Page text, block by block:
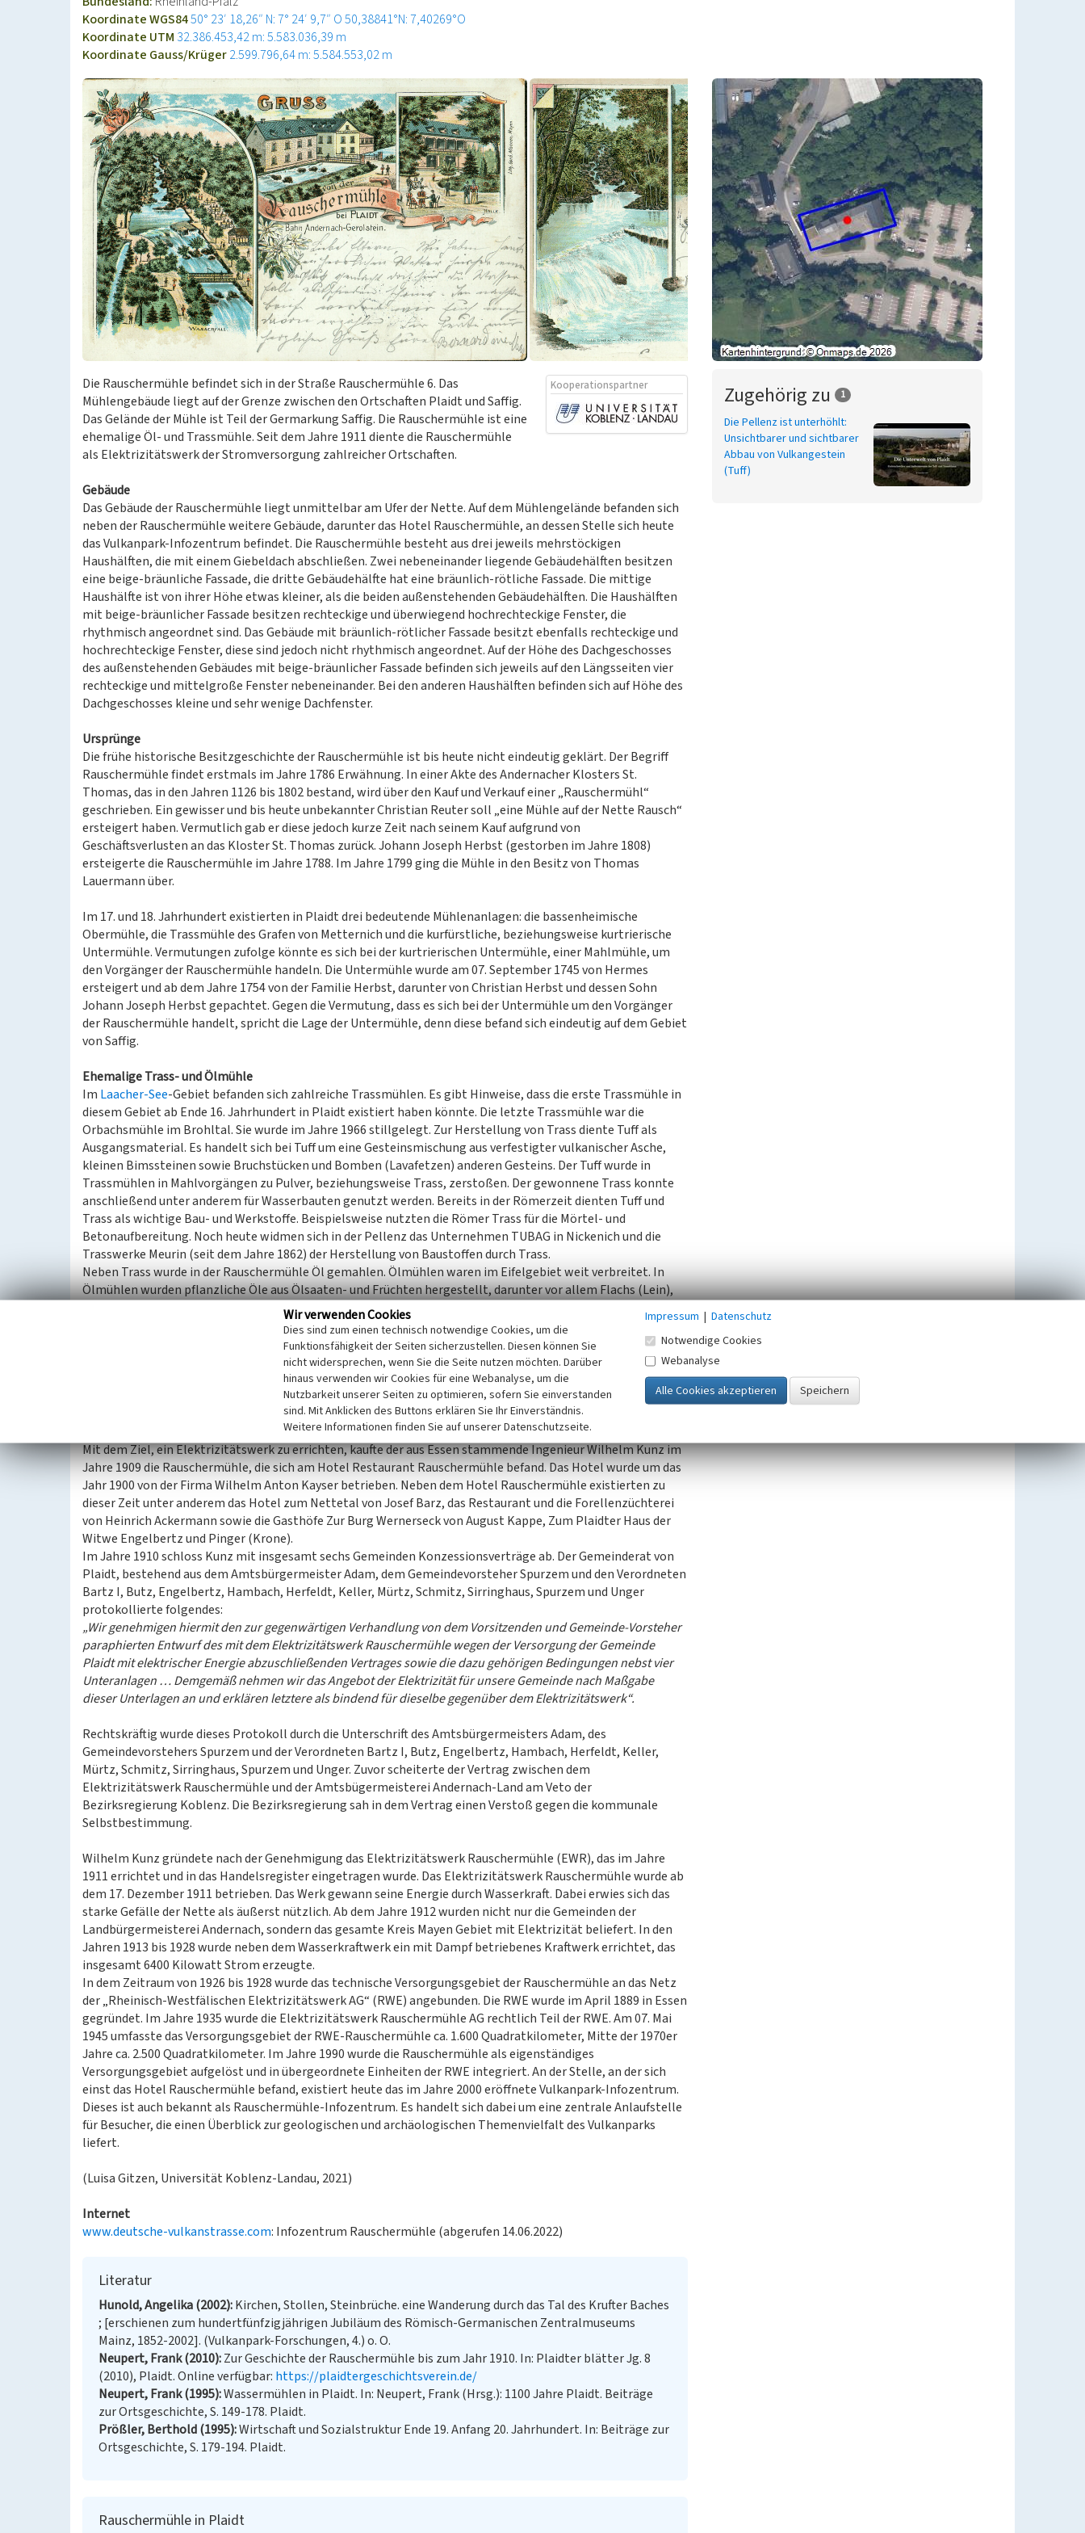
Koordinate WGS8450° 23′ 18,26″ N: 7° 24′ 9,7″ O50,38841°N: 7,40269°O
Koordinate UTM 32.386.453,42 m: 5.583.036,39 m
Koordinate Gauss/Krüger2.599.796,64 m: 5.584.553,02 m
Kooperationspartner
Die Rauschermühle befindet sich in der Straße Rauschermühle 6. Das
Mühlengebäude liegt auf der Grenze zwischen den Ortschaften Plaidt und Saffig.
Das Gelände der Mühle ist Teil der Germarkung Saffig. Die Rauschermühle ist eine
ehemalige Öl- und Trassmühle. Seit dem Jahre 1911 diente die Rauschermühle
als Elektrizitätswerk der Stromversorgung zahlreicher Ortschaften.
Gebäude
Das Gebäude der Rauschermühle liegt unmittelbar am Ufer der Nette. Auf dem Mühlengelände befanden sich
neben der Rauschermühle weitere Gebäude, darunter das Hotel Rauschermühle, an dessen Stelle sich heute
das Vulkanpark-Infozentrum befindet. Die Rauschermühle besteht aus drei jeweils mehrstöckigen
Haushälften, die mit einem Giebeldach abschließen. Zwei nebeneinander liegende Gebäudehälften besitzen
eine beige-bräunliche Fassade, die dritte Gebäudehälfte hat eine bräunlich-rötliche Fassade. Die mittige
Haushälfte ist von ihrer Höhe etwas kleiner, als die beiden außenstehenden Gebäudehälften. Die Haushälften
mit beige-bräunlicher Fassade besitzen rechteckige und überwiegend hochrechteckige Fenster, die
rhythmisch angeordnet sind. Das Gebäude mit bräunlich-rötlicher Fassade besitzt ebenfalls rechteckige und
hochrechteckige Fenster, diese sind jedoch nicht rhythmisch angeordnet. Auf der Höhe des Dachgeschosses
des außenstehenden Gebäudes mit beige-bräunlicher Fassade befinden sich jeweils auf den Längsseiten vier
rechteckige und mittelgroße Fenster nebeneinander. Bei den anderen Haushälften befinden sich auf Höhe des
Dachgeschosses kleine und sehr wenige Dachfenster.
Ursprünge
Die frühe historische Besitzgeschichte der Rauschermühle ist bis heute nicht eindeutig geklärt. Der Begriff
Rauschermühle findet erstmals im Jahre 1786 Erwähnung. In einer Akte des Andernacher Klosters St.
Thomas, das in den Jahren 1126 bis 1802 bestand, wird über den Kauf und Verkauf einer „Rauschermühl“
geschrieben. Ein gewisser und bis heute unbekannter Christian Reuter soll „eine Mühle auf der Nette Rausch“
ersteigert haben. Vermutlich gab er diese jedoch kurze Zeit nach seinem Kauf aufgrund von
Geschäftsverlusten an das Kloster St. Thomas zurück. Johann Joseph Herbst (gestorben im Jahre 1808)
ersteigerte die Rauschermühle im Jahre 1788. Im Jahre 1799 ging die Mühle in den Besitz von Thomas
Lauermann über.
Im 17. und 18. Jahrhundert existierten in Plaidt drei bedeutende Mühlenanlagen: die bassenheimische
Obermühle, die Trassmühle des Grafen von Metternich und die kurfürstliche, beziehungsweise kurtrierische
Untermühle. Vermutungen zufolge könnte es sich bei der kurtrierischen Untermühle, einer Mahlmühle, um
den Vorgänger der Rauschermühle handeln. Die Untermühle wurde am 07. September 1745 von Hermes
ersteigert und ab dem Jahre 1754 von der Familie Herbst, darunter von Christian Herbst und dessen Sohn
Johann Joseph Herbst gepachtet. Gegen die Vermutung, dass es sich bei der Untermühle um den Vorgänger
der Rauschermühle handelt, spricht die Lage der Untermühle, denn diese befand sich eindeutig auf dem Gebiet
von Saffig.
Ehemalige Trass- und Ölmühle
Im Laacher-See-Gebiet befanden sich zahlreiche Trassmühlen. Es gibt Hinweise, dass die erste Trassmühle in
diesem Gebiet ab Ende 16. Jahrhundert in Plaidt existiert haben könnte. Die letzte Trassmühle war die
Orbachsmühle im Brohltal. Sie wurde im Jahre 1966 stillgelegt. Zur Herstellung von Trass diente Tuff als
Ausgangsmaterial. Es handelt sich bei Tuff um eine Gesteinsmischung aus verfestigter vulkanischer Asche,
kleinen Bimssteinen sowie Bruchstücken und Bomben (Lavafetzen) anderen Gesteins. Der Tuff wurde in
Trassmühlen in Mahlvorgängen zu Pulver, beziehungsweise Trass, zerstoßen. Der gewonnene Trass konnte
anschließend unter anderem für Wasserbauten genutzt werden. Bereits in der Römerzeit dienten Tuff und
Trass als wichtige Bau- und Werkstoffe. Beispielsweise nutzten die Römer Trass für die Mörtel- und
Betonaufbereitung. Noch heute widmen sich in der Pellenz das Unternehmen TUBAG in Nickenich und die
Trasswerke Meurin (seit dem Jahre 1862) der Herstellung von Baustoffen durch Trass.
Neben Trass wurde in der Rauschermühle Öl gemahlen. Ölmühlen waren im Eifelgebiet weit verbreitet. In
Ölmühlen wurden pflanzliche Öle aus Ölsaaten- und Früchten hergestellt, darunter vor allem Flachs (Lein),
Raps, Rübsen, Buchecker und Nüsse. Zu Beginn wurden die Ölfrüchte in dem Kollergang der Mühle
zerquetscht. Daraufhin kamen die Ölsaaten- und Früchte auf einen Wärmeofen, wo sie in Tücher verpackt
wurden. Anschließend kamen die Saaten und Früchte in eine Keilpresse. Mit Hilfe von Stampfen wurde das Öl
herausgeschlagen. Ölkuchen, die als Viehfutter verwendet wurden, blieben als Rückstände zurück. Viele
Mühlen in der Eifel arbeiteten bis zu ihrer Stilllegung mit Keilpressen. Heute arbeiten Ölmühlen
weitesgehend automatisch mit modernen Extraktionsverfahren.
Mit dem Ziel, ein Elektrizitätswerk zu errichten, kaufte der aus Essen stammende Ingenieur Wilhelm Kunz im
Jahre 1909 die Rauschermühle, die sich am Hotel Restaurant Rauschermühle befand. Das Hotel wurde um das
Jahr 1900 von der Firma Wilhelm Anton Kayser betrieben. Neben dem Hotel Rauschermühle existierten zu
dieser Zeit unter anderem das Hotel zum Nettetal von Josef Barz, das Restaurant und die Forellenzüchterei
von Heinrich Ackermann sowie die Gasthöfe Zur Burg Wernerseck von August Kappe, Zum Plaidter Haus der
Witwe Engelbertz und Pinger (Krone).
Im Jahre 1910 schloss Kunz mit insgesamt sechs Gemeinden Konzessionsverträge ab. Der Gemeinderat von
Plaidt, bestehend aus dem Amtsbürgermeister Adam, dem Gemeindevorsteher Spurzem und den Verordneten
Bartz I, Butz, Engelbertz, Hambach, Herfeldt, Keller, Mürtz, Schmitz, Sirringhaus, Spurzem und Unger
protokollierte folgendes:
„Wir genehmigen hiermit den zur gegenwärtigen Verhandlung von dem Vorsitzenden und Gemeinde-Vorsteher
paraphierten Entwurf des mit dem Elektrizitätswerk Rauschermühle wegen der Versorgung der Gemeinde
Plaidt mit elektrischer Energie abzuschließenden Vertrages sowie die dazu gehörigen Bedingungen nebst vier
Unteranlagen … Demgemäß nehmen wir das Angebot der Elektrizität für unsere Gemeinde nach Maßgabe
dieser Unterlagen an und erklären letztere als bindend für dieselbe gegenüber dem Elektrizitätswerk“.
Rechtskräftig wurde dieses Protokoll durch die Unterschrift des Amtsbürgermeisters Adam, des
Gemeindevorstehers Spurzem und der Verordneten Bartz I, Butz, Engelbertz, Hambach, Herfeldt, Keller,
Mürtz, Schmitz, Sirringhaus, Spurzem und Unger. Zuvor scheiterte der Vertrag zwischen dem
Elektrizitätswerk Rauschermühle und der Amtsbügermeisterei Andernach-Land am Veto der
Bezirksregierung Koblenz. Die Bezirksregierung sah in dem Vertrag einen Verstoß gegen die kommunale
Selbstbestimmung.
Wilhelm Kunz gründete nach der Genehmigung das Elektrizitätswerk Rauschermühle (EWR), das im Jahre
1911 errichtet und in das Handelsregister eingetragen wurde. Das Elektrizitätswerk Rauschermühle wurde ab
dem 17. Dezember 1911 betrieben. Das Werk gewann seine Energie durch Wasserkraft. Dabei erwies sich das
starke Gefälle der Nette als äußerst nützlich. Ab dem Jahre 1912 wurden nicht nur die Gemeinden der
Landbürgermeisterei Andernach, sondern das gesamte Kreis Mayen Gebiet mit Elektrizität beliefert. In den
Jahren 1913 bis 1928 wurde neben dem Wasserkraftwerk ein mit Dampf betriebenes Kraftwerk errichtet, das
insgesamt 6400 Kilowatt Strom erzeugte.
In dem Zeitraum von 1926 bis 1928 wurde das technische Versorgungsgebiet der Rauschermühle an das Netz
der „Rheinisch-Westfälischen Elektrizitätswerk AG“ (RWE) angebunden. Die RWE wurde im April 1889 in Essen
gegründet. Im Jahre 1935 wurde die Elektrizitätswerk Rauschermühle AG rechtlich Teil der RWE. Am 07. Mai
1945 umfasste das Versorgungsgebiet der RWE-Rauschermühle ca. 1.600 Quadratkilometer, Mitte der 1970er
Jahre ca. 2.500 Quadratkilometer. Im Jahre 1990 wurde die Rauschermühle als eigenständiges
Versorgungsgebiet aufgelöst und in übergeordnete Einheiten der RWE integriert. An der Stelle, an der sich
einst das Hotel Rauschermühle befand, existiert heute das im Jahre 2000 eröffnete Vulkanpark-Infozentrum.
Dieses ist auch bekannt als Rauschermühle-Infozentrum. Es handelt sich dabei um eine zentrale Anlaufstelle
für Besucher, die einen Überblick zur geologischen und archäologischen Themenvielfalt des Vulkanparks
liefert.
(Luisa Gitzen, Universität Koblenz-Landau, 2021)
Internet
www.deutsche-vulkanstrasse.com: Infozentrum Rauschermühle (abgerufen 14.06.2022)
Literatur
Hunold, Angelika (2002) Kirchen, Stollen, Steinbrüche. eine Wanderung durch das Tal des Krufter Baches
; [erschienen zum hundertfünfzigjährigen Jubiläum des Römisch-Germanischen Zentralmuseums
Mainz, 1852-2002]. (Vulkanpark-Forschungen, 4.) o. O.
Neupert, Frank (2010) Zur Geschichte der Rauschermühle bis zum Jahr 1910. In: Plaidter blätter Jg. 8
(2010), Plaidt. Online verfügbar: https://plaidtergeschichtsverein.de/
Neupert, Frank (1995) Wassermühlen in Plaidt. In: Neupert, Frank (Hrsg.): 1100 Jahre Plaidt. Beiträge
zur Ortsgeschichte, S. 149-178. Plaidt.
Prößler, Berthold (1995) Wirtschaft und Sozialstruktur Ende 19. Anfang 20. Jahrhundert. In: Beiträge zur
Ortsgeschichte, S. 179-194. Plaidt.
Rauschermühle in Plaidt
Zugehörig zu 1
Die Pellenz ist unterhöhlt:
Unsichtbarer und sichtbarer
Abbau von Vulkangestein
(Tuff)
Wir verwenden Cookies
Dies sind zum einen technisch notwendige Cookies, um die
Funktionsfähigkeit der Seiten sicherzustellen. Diesen können Sie
nicht widersprechen, wenn Sie die Seite nutzen möchten. Darüber
hinaus verwenden wir Cookies für eine Webanalyse, um die
Nutzbarkeit unserer Seiten zu optimieren, sofern Sie einverstanden
sind. Mit Anklicken des Buttons erklären Sie Ihr Einverständnis.
Weitere Informationen finden Sie auf unserer Datenschutzseite.
Impressum | Datenschutz
Notwendige Cookies
Webanalyse